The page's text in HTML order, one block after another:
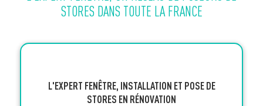
STORES DANS TOUTE LA FRANCE
L'EXPERT FENÊTRE, INSTALLATION ET POSE DE
STORES EN RÉNOVATION